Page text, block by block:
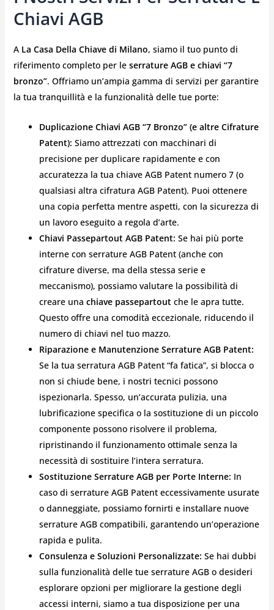
Chiavi AGB
A La Casa Della Chiave di Milano, siamo il tuo punto di
riferimento completo per le serrature AGB e chiavi “7
bronzo”. Offriamo un’ampia gamma di servizi per garantire
la tua tranquillità e la funzionalità delle tue porte:
Duplicazione Chiavi AGB “7 Bronzo” (e altre Cifrature
Patent): Siamo attrezzati con macchinari di
precisione per duplicare rapidamente e con
accuratezza la tua chiave AGB Patent numero 7 (o
qualsiasi altra cifratura AGB Patent). Puoi ottenere
una copia perfetta mentre aspetti, con la sicurezza di
un lavoro eseguito a regola d’arte.
Chiavi Passepartout AGB Patent: Se hai più porte
interne con serrature AGB Patent (anche con
cifrature diverse, ma della stessa serie e
meccanismo), possiamo valutare la possibilità di
creare una chiave passepartoutche le apra tutte.
Questo offre una comodità eccezionale, riducendo il
numero di chiavi nel tuo mazzo.
Riparazione e Manutenzione Serrature AGB Patent:
Se la tua serratura AGB Patent “fa fatica”, si blocca o
non si chiude bene, i nostri tecnici possono
ispezionarla. Spesso, un’accurata pulizia, una
lubrificazione specifica o la sostituzione di un piccolo
componente possono risolvere il problema,
ripristinando il funzionamento ottimale senza la
necessità di sostituire l’intera serratura.
Sostituzione Serrature AGB per Porte Interne: In
caso di serrature AGB Patent eccessivamente usurate
o danneggiate, possiamo fornirti e installare nuove
serrature AGB compatibili, garantendo un’operazione
rapida e pulita.
Consulenza e Soluzioni Personalizzate: Se hai dubbi
sulla funzionalità delle tue serrature AGB o desideri
esplorare opzioni per migliorare la gestione degli
accessi interni, siamo a tua disposizione per una